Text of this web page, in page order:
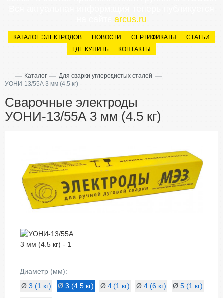
arcus.ru
КАТАЛОГ ЭЛЕКТРОДОВ НОВОСТИ СЕРТИФИКАТЫ
СТАТЬИ
ГДЕ КУПИТЬ
КОНТАКТЫ
— Каталог — Для сварки углеродистых сталей —
УОНИ-13/55А 3 мм (4.5 кг)
Сварочные электроды
УОНИ-13/55А 3 мм (4.5 кг)
Диаметр (мм):
Ø 3 (1 кг) Ø 3 (4.5 кг) Ø 4 (1 кг) Ø 4 (6 кг) Ø 5 (1 кг)